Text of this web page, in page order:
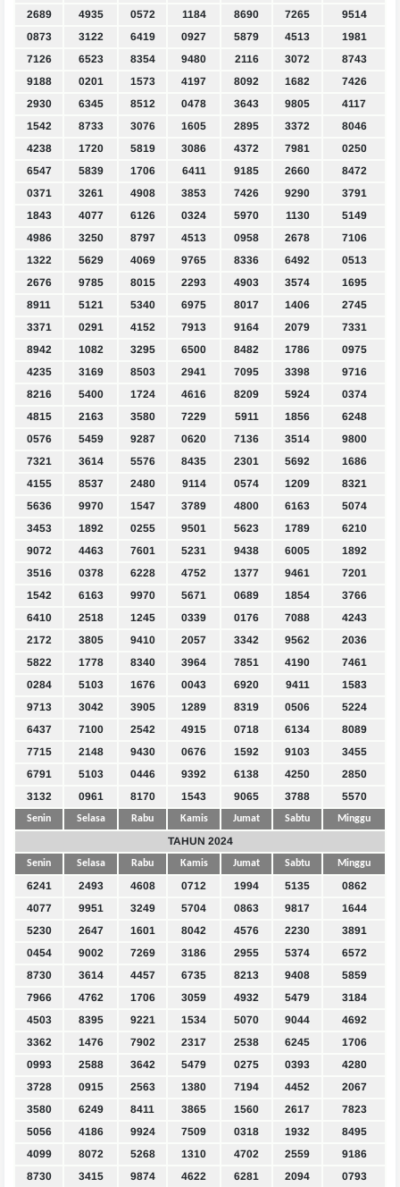
2689
4935 0572 1184 8690 7265
9514
0873
3122 6419 0927 5879 4513
1981
7126
6523 8354 9480 2116 3072
8743
9188
0201 1573 4197 8092 1682
7426
2930
6345 8512 0478 3643 9805
4117
1542
8733 3076 1605 2895 3372
8046
4238
1720 5819 3086 4372 7981
0250
6547
5839 1706 6411 9185 2660
8472
0371
3261 4908 3853 7426 9290
3791
1843
4077 6126 0324 5970 1130
5149
4986
3250 8797 4513 0958 2678
7106
1322
5629 4069 9765 8336 6492
0513
2676
9785 8015 2293 4903 3574
1695
8911
5121 5340 6975 8017 1406
2745
3371
0291 4152 7913 9164 2079
7331
8942
1082 3295 6500 8482 1786
0975
4235
3169 8503 2941 7095 3398
9716
8216
5400 1724 4616 8209 5924
0374
4815
2163 3580 7229 5911 1856
6248
0576
5459 9287 0620 7136 3514
9800
7321
3614 5576 8435 2301 5692
1686
4155
8537 2480 9114 0574 1209
8321
5636
9970 1547 3789 4800 6163
5074
3453
1892 0255 9501 5623 1789
6210
9072
4463 7601 5231 9438 6005
1892
3516
0378 6228 4752 1377 9461
7201
1542
6163 9970 5671 0689 1854
3766
6410
2518 1245 0339 0176 7088
4243
2172
3805 9410 2057 3342 9562
2036
5822
1778 8340 3964 7851 4190
7461
0284
5103 1676 0043 6920 9411
1583
9713
3042 3905 1289 8319 0506
5224
6437
7100 2542 4915 0718 6134
8089
7715
2148 9430 0676 1592 9103
3455
6791
5103 0446 9392 6138 4250
2850
3132
0961 8170 1543 9065 3788 5570
Senin Selasa Rabu Kamis Jumat Sabtu Minggu
TAHUN 2024
Senin Selasa Rabu Kamis Jumat Sabtu Minggu
6241 2493 4608 0712 1994 5135
0862
4077
9951 3249 5704 0863 9817
1644
5230
2647 1601 8042 4576 2230
3891
0454
9002 7269 3186 2955 5374
6572
8730
3614 4457 6735 8213 9408
5859
7966
4762 1706 3059 4932 5479
3184
4503
8395 9221 1534 5070 9044
4692
3362
1476 7902 2317 2538 6245
1706
0993
2588 3642 5479 0275 0393
4280
3728
0915 2563 1380 7194 4452
2067
3580
6249 8411 3865 1560 2617
7823
5056
4186 9924 7509 0318 1932
8495
4099
8072 5268 1310 4702 2559
9186
8730
3415 9874 4622 6281 2094
0793